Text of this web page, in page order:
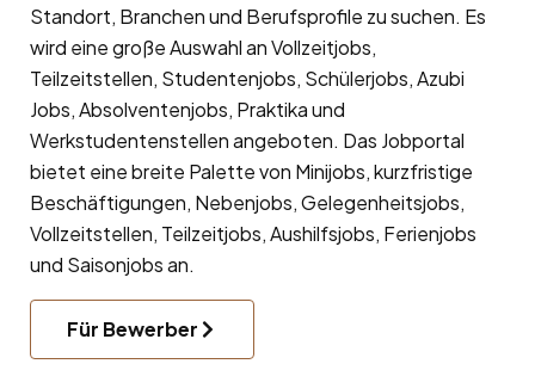
Standort, Branchen und Berufsprofile zu suchen. Es
wird eine große Auswahl an Vollzeitjobs,
Teilzeitstellen, Studentenjobs, Schülerjobs, Azubi
Jobs, Absolventenjobs, Praktika und
Werkstudentenstellen angeboten. Das Jobportal
bietet eine breite Palette von Minijobs, kurzfristige
Beschäftigungen, Nebenjobs, Gelegenheitsjobs,
Vollzeitstellen, Teilzeitjobs, Aushilfsjobs, Ferienjobs
und Saisonjobs an.
Für Bewerber